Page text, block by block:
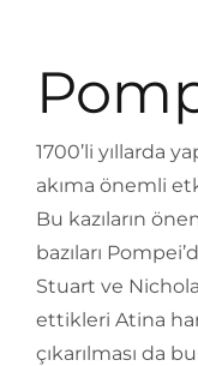
1700’li yıllarda
akıma önemli
Bu kazıların
bazıları
Stuart ve
ettikleri Atina
çıkarılması da